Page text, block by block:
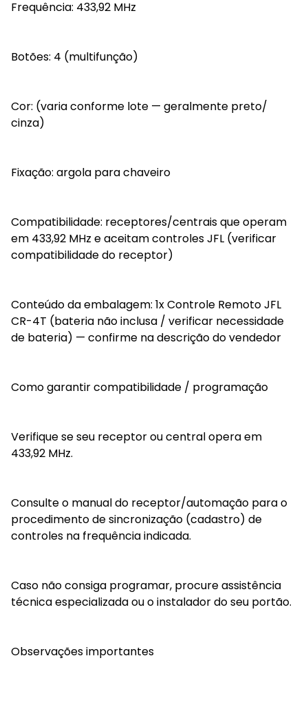
Frequência: 433,92 MHz
Botões: 4 (multifunção)
Cor: (varia conforme lote — geralmente preto/
cinza)
Fixação: argola para chaveiro
Compatibilidade: receptores/centrais que operam
em 433,92 MHz e aceitam controles JFL (verificar
compatibilidade do receptor)
Conteúdo da embalagem: 1x Controle Remoto JFL
CR-4T (bateria não inclusa / verificar necessidade
de bateria) — confirme na descrição do vendedor
Como garantir compatibilidade / programação
Verifique se seu receptor ou central opera em
433,92 MHz.
Consulte o manual do receptor/automação para o
procedimento de sincronização (cadastro) de
controles na frequência indicada.
Caso não consiga programar, procure assistência
técnica especializada ou o instalador do seu portão.
Observações importantes